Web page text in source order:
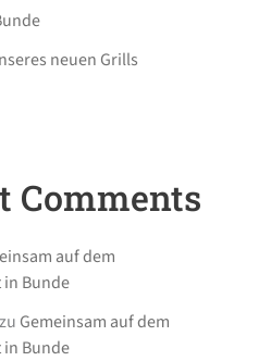
neuen Grills
Comments
auf dem
Bunde
zu Gemeinsam auf dem
Bunde